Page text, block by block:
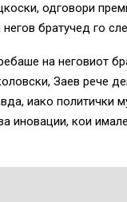
одговори
негов братучед го
на неговиот
Заев рече
иако политички
иновации, кои